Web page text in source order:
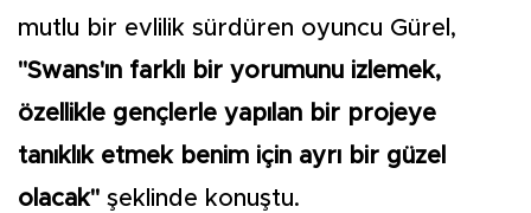
mutlu bir evlilik sürdüren oyuncu Gürel,
"Swans'ın farklı bir yorumunu izlemek,
özellikle gençlerle yapılan bir projeye
tanıklık etmek benim için ayrı bir güzel
olacak" şeklinde konuştu.